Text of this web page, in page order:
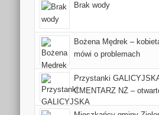
Brak wody
Bożena Mędrek –
mówi o problemach
Przystanki
CMENTARZ NŻ –